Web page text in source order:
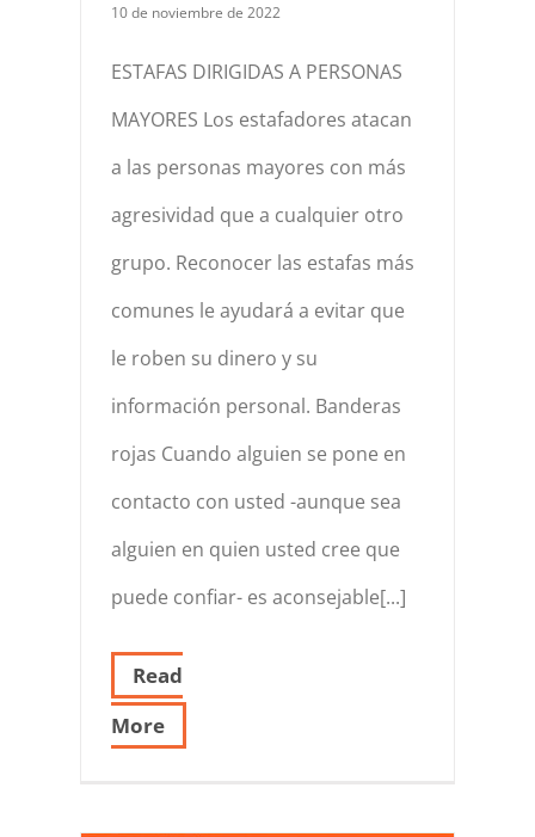
10 de noviembre de 2022
ESTAFAS DIRIGIDAS A PERSONAS
MAYORES Los estafadores atacan
a las personas mayores con más
agresividad que a cualquier otro
grupo. Reconocer las estafas más
comunes le ayudará a evitar que
le roben su dinero y su
información personal. Banderas
rojas Cuando alguien se pone en
contacto con usted -aunque sea
alguien en quien usted cree que
puede confiar- es aconsejable[...]
Read
More